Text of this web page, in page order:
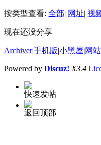
按类型查看: 全部 网址 视
现在还没分享
Archiver|手机版 小黑屋 网
Powered by Discuz! X3.4
快速发帖
返回顶部